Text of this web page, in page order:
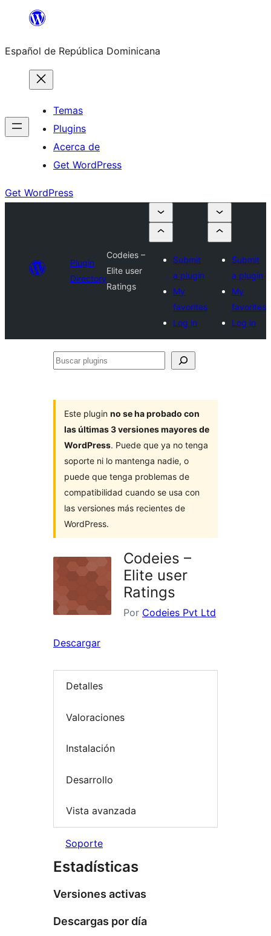
Saltar
contenido
Español de República Dominicana
Temas
Plugins
Acerca de
Get WordPress
Get WordPress
Plugin
Directory
Codeies –
Elite user
Ratings
Submit
a plugin
My
favorites
Log in
Submit
a plugin
My
favorites
Log in
Buscar
Este plugin no se ha probado con
las últimas 3 versiones mayores de
WordPress. Puede que ya no tenga
soporte ni lo mantenga nadie, o
puede que tenga problemas de
compatibilidad cuando se usa con
las versiones más recientes de
WordPress.
Codeies –
Elite user
Ratings
Por Codeies Pvt Ltd
Descargar
Detalles
Valoraciones
Instalación
Desarrollo
Vista avanzada
Soporte
Estadísticas
Versiones activas
Descargas por día